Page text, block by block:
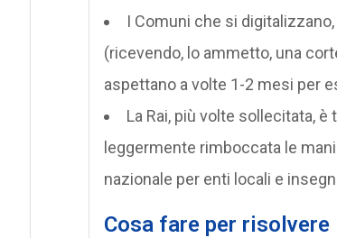
I Comuni che si
(ricevendo, lo ammetto, una
aspettano a volte 1-2 mesi per
La Rai, più volte sollecitata,
leggermente rimboccata le
nazionale per enti locali e
Cosa fare per